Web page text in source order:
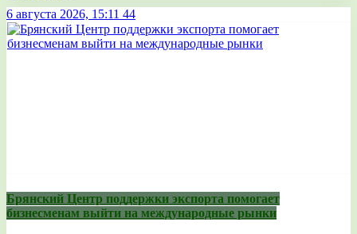
6 августа 2026, 15:11 44
Брянский Центр поддержки экспорта помогает
бизнесменам выйти на международные рынки